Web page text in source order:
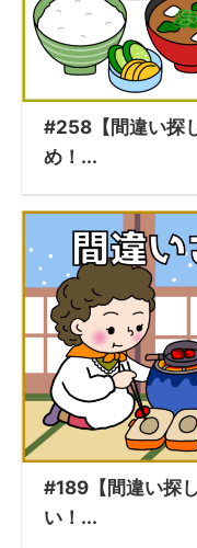
#258【間違い探
め！...
#189【間違い探
い！...